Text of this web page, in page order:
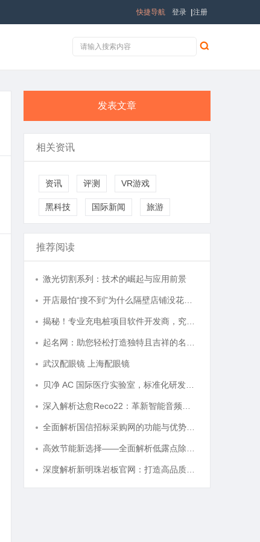
登录 注册
快捷导航
发表文章
相关资讯
资讯 评测 VR游戏
黑科技 国际新闻 旅游
推荐阅读
激光切割系列：技术的崛起与应用前景
武汉配眼镜 上海配眼镜